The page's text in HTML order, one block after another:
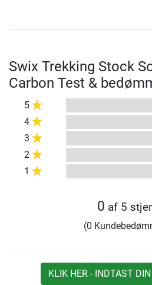
Swix Trekking Stock
Carbon Test &
5
4
3
2
1
0 af 5
(0
KLIK HER - INDTAST